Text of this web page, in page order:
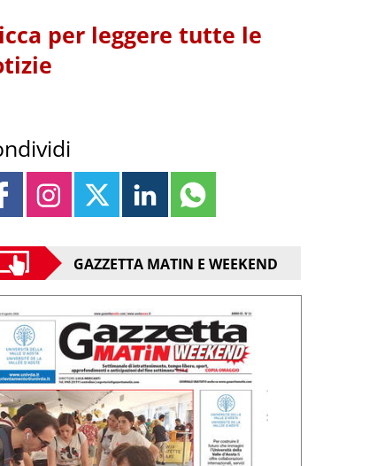
per leggere tutte le
GAZZETTA MATIN E WEEKEND